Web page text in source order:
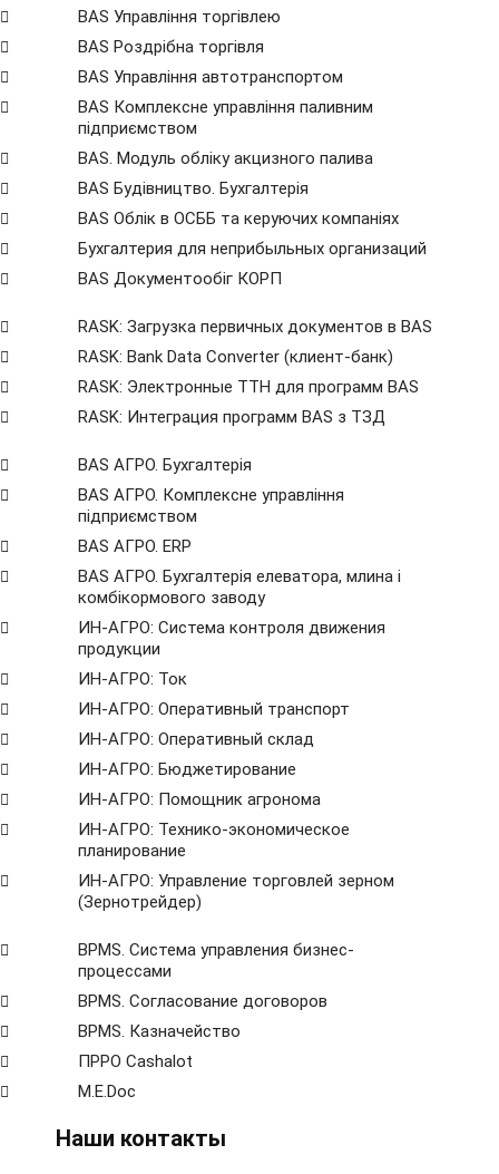
BAS Управління торгівлею
BAS Роздрібна торгівля
BAS Управління автотранспортом
BAS Комплексне управління паливним
підприємством
BAS. Модуль обліку акцизного палива
BAS Будівництво. Бухгалтерія
BAS Облік в ОСББ та керуючих компаніях
Бухгалтерия для неприбыльных организаций
BAS Документообіг КОРП
RASK: Загрузка первичных документов в BAS
RASK: Bank Data Сonverter (клиент-банк)
RASK: Электронные ТТН для программ BAS
RASK: Интеграция программ BAS з ТЗД
BAS АГРО. Бухгалтерія
BAS АГРО. Комплексне управління
підприємством
BAS АГРО. ERP
BAS АГРО. Бухгалтерія елеватора, млина і
комбікормового заводу
ИН-АГРО: Система контроля движения
продукции
ИН-АГРО: Ток
ИН-АГРО: Оперативный транспорт
ИН-АГРО: Оперативный склад
ИН-АГРО: Бюджетирование
ИН-АГРО: Помощник агронома
ИН-АГРО: Технико-экономическое
планирование
ИН-АГРО: Управление торговлей зерном
(Зернотрейдер)
ВРМS. Система управления бизнес-
процессами
BPMS. Согласование договоров
BPМS. Казначейство
ПРРО Cashalot
M.E.Doc
Наши контакты